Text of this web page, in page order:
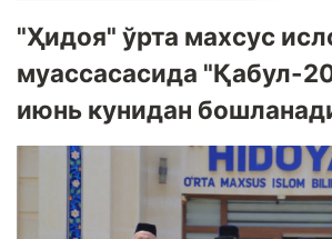
"Ҳидоя" ўрта махсус
муассасасида "Қабул-
июнь кунидан